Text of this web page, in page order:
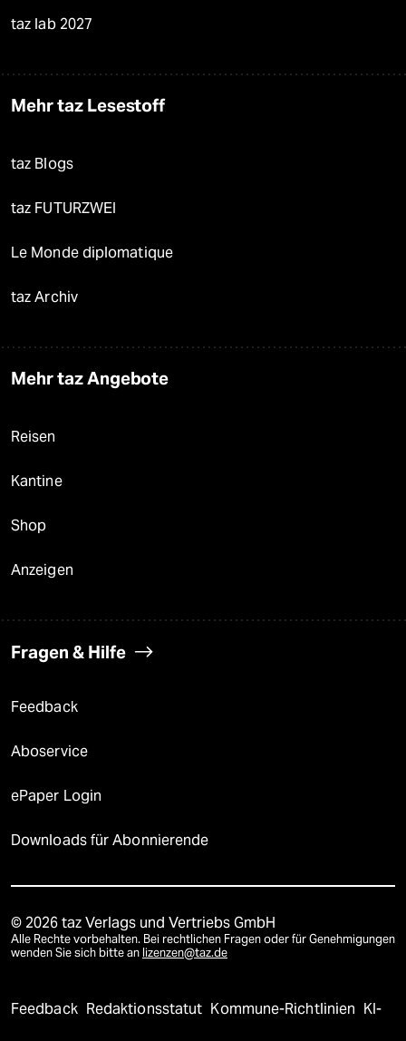
taz lab 2027
Mehr taz Lesestoff
taz Blogs
taz FUTURZWEI
Le Monde diplomatique
taz Archiv
Mehr taz Angebote
Reisen
Kantine
Shop
Anzeigen
Fragen & Hilfe
Feedback
Aboservice
ePaper Login
Downloads für Abonnierende
© 2026 taz Verlags und Vertriebs GmbH
Alle Rechte vorbehalten. Bei rechtlichen Fragen oder für Genehmigungen
wenden Sie sich bitte an lizenzen@taz.de
Feedback Redaktionsstatut Kommune-Richtlinien KI-